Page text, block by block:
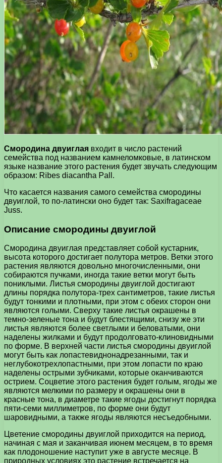
Смородина двуиглая входит в число растений
семейства под названием камнеломковые, в латинском
языке название этого растения будет звучать следующим
образом: Ribes diacantha Pall.
Что касается названия самого семейства смородины
двуиглой, то по-латински оно будет так: Saxifragaceae
Juss.
Описание смородины двуиглой
Смородина двуиглая представляет собой кустарник,
высота которого достигает полутора метров. Ветки этого
растения являются довольно многочисленными, они
собираются пучками, иногда такие ветки могут быть
пониклыми. Листья смородины двуиглой достигают
длины порядка полутора-трех сантиметров, такие листья
будут тонкими и плотными, при этом с обеих сторон они
являются голыми. Сверху такие листья окрашены в
темно-зеленые тона и будут блестящими, снизу же эти
листья являются более светлыми и беловатыми, они
наделены жилками и будут продолговато-клиновидными
по форме. В верхней части листья смородины двуиглой
могут быть как лопастевиднонадрезанными, так и
неглубокотрехлопастными, при этом лопасти по краю
наделены острыми зубчиками, которые оканчиваются
острием. Соцветие этого растения будет голым, ягоды же
являются мелкими по размеру и окрашены они в
красные тона, в диаметре такие ягоды достигнут порядка
пяти-семи миллиметров, по форме они будут
шаровидными, а также ягоды являются несъедобными.
Цветение смородины двуиглой приходится на период,
начиная с мая и заканчивая июнем месяцем, в то время
как плодоношение наступит уже в августе месяце. В
природных условиях это растение встречается на